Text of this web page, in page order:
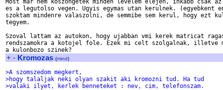
Most mar nem koszongetek minden levelem elejen, inkabb csak
es a legutolso vegen. Ugyis egymas utan kerulnek. (egyebkent
szoktam mindenre valaszolni, de semmibe sem kerul, hogy ezt
tegyem.
Szoval lattam az autokon, hogy ujabban vmi kerek matricat
rendszamokra a kotojel fole. Ezek mi celt szolgalnak, illetve
+ - Kromozas (mind)
>A szomszedom megkert,
>hogy talaljak neki olyan szakit aki kromozni tud. Ha tud
>valaki ilyet, kerlek benneteket : nev, cim, telefonszam.